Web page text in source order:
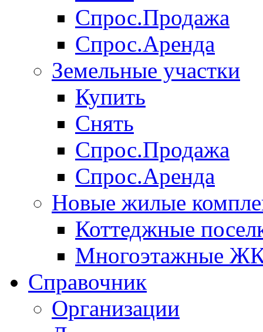
Спрос.Продажа
Спрос.Аренда
Земельные участки
Купить
Снять
Спрос.Продажа
Спрос.Аренда
Новые жилые
Коттеджные
Многоэтажные
Справочник
Организации